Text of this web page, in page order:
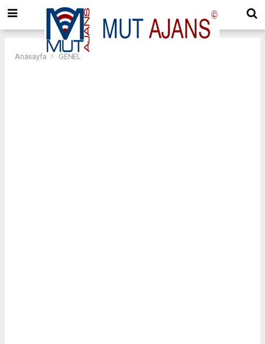
Anasayfa GENEL